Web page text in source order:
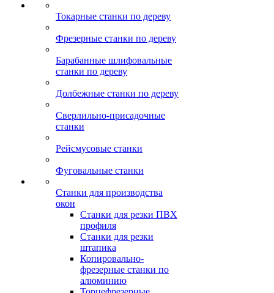
Токарные станки по дереву
Фрезерные станки по дереву
Барабанные шлифовальные
станки по дереву
Долбежные станки по дереву
Сверлильно-присадочные
станки
Рейсмусовые станки
Фуговальные станки
Станки для производства
окон
Станки для резки ПВХ
профиля
Станки для резки
штапика
Копировально-
фрезерные станки по
алюминию